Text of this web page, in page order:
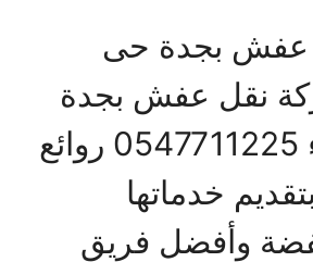
عفش بجدة حى
نقل عفش بجدة
حى الفيحاء 0547711225 روائع
خدماتها
وأفضل فريق